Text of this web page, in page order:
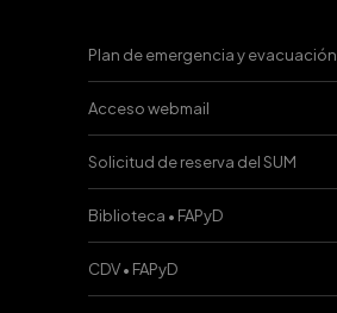
Plan de emergencia y evacuación
Acceso webmail
Solicitud de reserva del SUM
Biblioteca • FAPyD
CDV • FAPyD